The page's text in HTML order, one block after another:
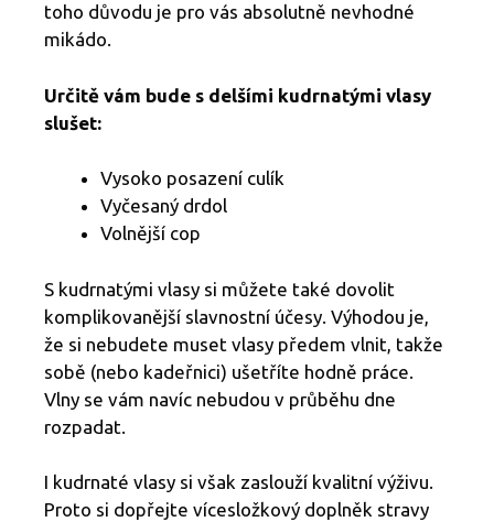
toho důvodu je pro vás absolutně nevhodné
mikádo.
Určitě vám bude s delšími kudrnatými vlasy
slušet:
Vysoko posazení culík
Vyčesaný drdol
Volnější cop
S kudrnatými vlasy si můžete také dovolit
komplikovanější slavnostní účesy. Výhodou je,
že si nebudete muset vlasy předem vlnit, takže
sobě (nebo kadeřnici) ušetříte hodně práce.
Vlny se vám navíc nebudou v průběhu dne
rozpadat.
I kudrnaté vlasy si však zaslouží kvalitní výživu.
Proto si dopřejte vícesložkový doplněk stravy